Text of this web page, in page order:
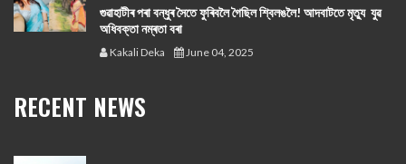
গুৱাহাটীৰ পৰা বন্ধুৰ সৈতে ফুৰিবলৈ গৈছিল শ্বিলঙলৈ! আদবাটতে মৃত্যু যুৱ
অধিবক্তা নম্ৰতা বৰা
Kakali Deka June 04, 2025
RECENT NEWS